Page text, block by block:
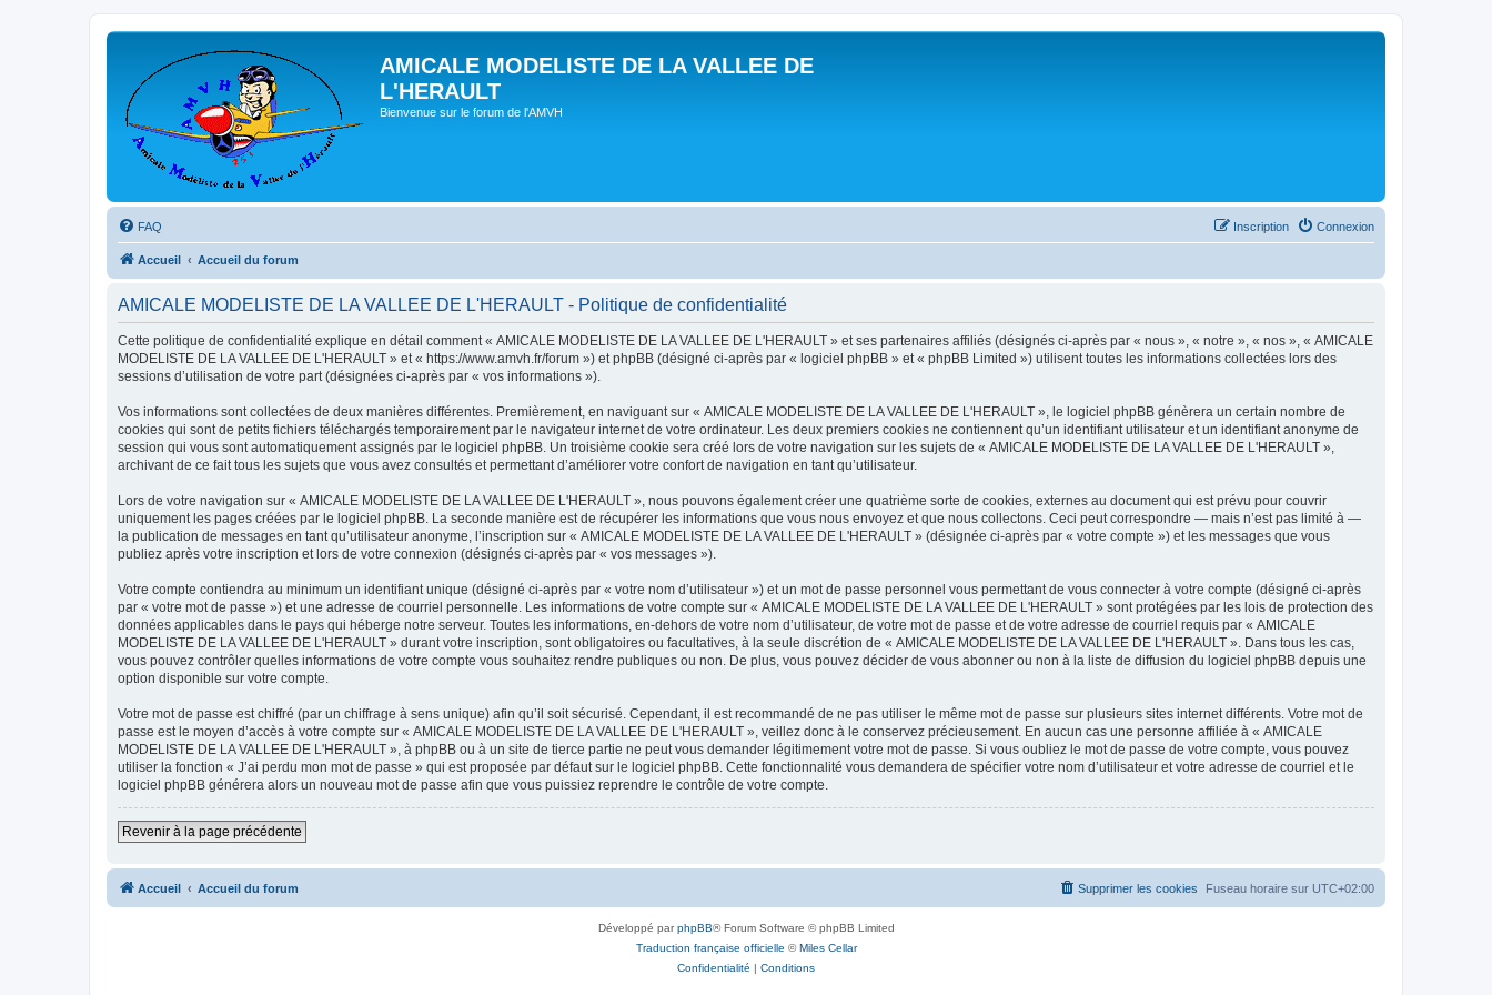
AMICALE MODELISTE DE LA VALLEE DE
L'HERAULT
Bienvenue sur le forum de l'AMVH
FAQ Connexion
Inscription
Accueil Accueil du forum
AMICALE MODELISTE DE LA VALLEE DE L'HERAULT - Politique de confidentialité
Cette politique de confidentialité explique en détail comment « AMICALE MODELISTE DE LA VALLEE DE L'HERAULT » et ses partenaires affiliés (désignés ci-après par « nous », « notre », « nos », « AMICALE
MODELISTE DE LA VALLEE DE L'HERAULT » et « https://www.amvh.fr/forum ») et phpBB (désigné ci-après par « logiciel phpBB » et « phpBB Limited ») utilisent toutes les informations collectées lors des
sessions d’utilisation de votre part (désignées ci-après par « vos informations »).
Vos informations sont collectées de deux manières différentes. Premièrement, en naviguant sur « AMICALE MODELISTE DE LA VALLEE DE L'HERAULT », le logiciel phpBB génèrera un certain nombre de
cookies qui sont de petits fichiers téléchargés temporairement par le navigateur internet de votre ordinateur. Les deux premiers cookies ne contiennent qu’un identifiant utilisateur et un identifiant anonyme de
session qui vous sont automatiquement assignés par le logiciel phpBB. Un troisième cookie sera créé lors de votre navigation sur les sujets de « AMICALE MODELISTE DE LA VALLEE DE L'HERAULT »,
archivant de ce fait tous les sujets que vous avez consultés et permettant d’améliorer votre confort de navigation en tant qu’utilisateur.
Lors de votre navigation sur « AMICALE MODELISTE DE LA VALLEE DE L'HERAULT », nous pouvons également créer une quatrième sorte de cookies, externes au document qui est prévu pour couvrir
uniquement les pages créées par le logiciel phpBB. La seconde manière est de récupérer les informations que vous nous envoyez et que nous collectons. Ceci peut correspondre — mais n’est pas limité à —
la publication de messages en tant qu’utilisateur anonyme, l’inscription sur « AMICALE MODELISTE DE LA VALLEE DE L'HERAULT » (désignée ci-après par « votre compte ») et les messages que vous
publiez après votre inscription et lors de votre connexion (désignés ci-après par « vos messages »).
Votre compte contiendra au minimum un identifiant unique (désigné ci-après par « votre nom d’utilisateur ») et un mot de passe personnel vous permettant de vous connecter à votre compte (désigné ci-après
par « votre mot de passe ») et une adresse de courriel personnelle. Les informations de votre compte sur « AMICALE MODELISTE DE LA VALLEE DE L'HERAULT » sont protégées par les lois de protection des
données applicables dans le pays qui héberge notre serveur. Toutes les informations, en-dehors de votre nom d’utilisateur, de votre mot de passe et de votre adresse de courriel requis par « AMICALE
MODELISTE DE LA VALLEE DE L'HERAULT » durant votre inscription, sont obligatoires ou facultatives, à la seule discrétion de « AMICALE MODELISTE DE LA VALLEE DE L'HERAULT ». Dans tous les cas,
vous pouvez contrôler quelles informations de votre compte vous souhaitez rendre publiques ou non. De plus, vous pouvez décider de vous abonner ou non à la liste de diffusion du logiciel phpBB depuis une
option disponible sur votre compte.
Votre mot de passe est chiffré (par un chiffrage à sens unique) afin qu’il soit sécurisé. Cependant, il est recommandé de ne pas utiliser le même mot de passe sur plusieurs sites internet différents. Votre mot de
passe est le moyen d’accès à votre compte sur « AMICALE MODELISTE DE LA VALLEE DE L'HERAULT », veillez donc à le conservez précieusement. En aucun cas une personne affiliée à « AMICALE
MODELISTE DE LA VALLEE DE L'HERAULT », à phpBB ou à un site de tierce partie ne peut vous demander légitimement votre mot de passe. Si vous oubliez le mot de passe de votre compte, vous pouvez
utiliser la fonction « J’ai perdu mon mot de passe » qui est proposée par défaut sur le logiciel phpBB. Cette fonctionnalité vous demandera de spécifier votre nom d’utilisateur et votre adresse de courriel et le
logiciel phpBB générera alors un nouveau mot de passe afin que vous puissiez reprendre le contrôle de votre compte.
Revenir à la page précédente
Accueil Accueil du forum Fuseau horaire sur UTC+02:00
Supprimer les cookies
Développé parphpBB® Forum Software © phpBB Limited
Traduction française officielle ©Miles Cellar
Confidentialité | Conditions